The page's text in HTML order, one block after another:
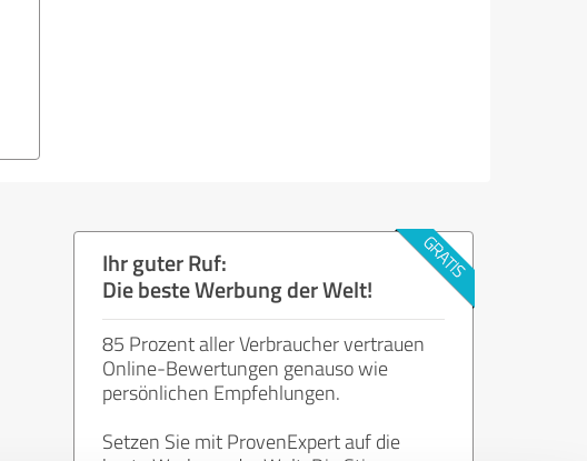
Ihr guter Ruf:
Die beste Werbung der Welt!
85 Prozent aller Verbraucher vertrauen
Online-Bewertungen genauso wie
persönlichen Empfehlungen.
Setzen Sie mit ProvenExpert auf die